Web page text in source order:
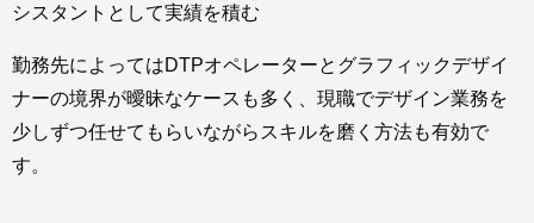
シスタントとして実績を積む
勤務先によってはDTPオペレーターとグラフィックデザイ
ナーの境界が曖昧なケースも多く、現職でデザイン業務を
少しずつ任せてもらいながらスキルを磨く方法も有効で
す。